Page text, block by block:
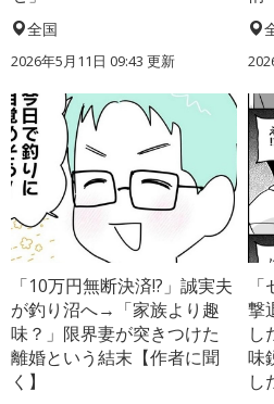
全国
2026年5月11日 09:43 更新
「10万円無断決済!?」誠実夫
が釣り沼へ→「家族より趣
味？」限界妻が突きつけた
離婚という結末【作者に聞
く】
撃
し
味
し